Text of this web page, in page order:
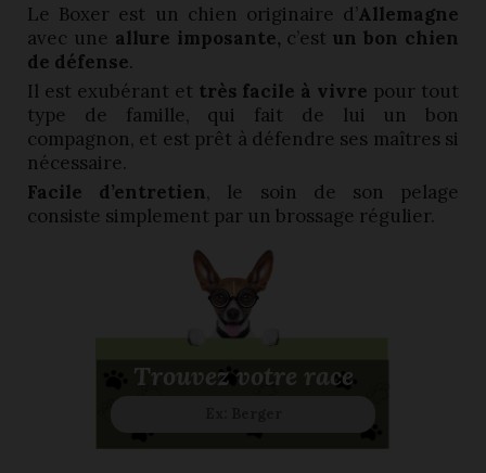
Trouvez votre race
Le Boxer est un chien originaire d’Allemagne
avec une allure imposante, c’estun bon chien
de défense.
Il est exubérant et très facile à vivre pour tout
type de famille, qui fait de lui un bon
compagnon, et est prêt à défendre ses maîtres si
nécessaire.
Facile d’entretien, le soin de son pelage
consiste simplement par un brossage régulier.